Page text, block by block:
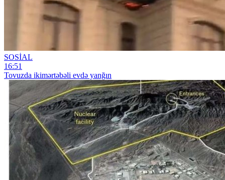
SOSİAL
16:51
Tovuzda ikimərtəbəli evdə yanğın